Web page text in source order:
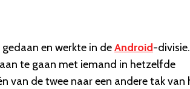
en werkte in deAndroid-divisie.
te gaan met iemand in hetzelfde
van de twee naar een andere tak van